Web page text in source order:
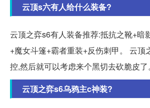
云顶s六有人给什么装备?
云顶之弈s6有人装备推荐:抵抗之靴+暗
+魔女斗篷+霸者重装+反伤刺甲。 云顶
控,然后就可以考虑来个黑切去砍脆皮了
云顶之弈s6乌鸦主c神装?